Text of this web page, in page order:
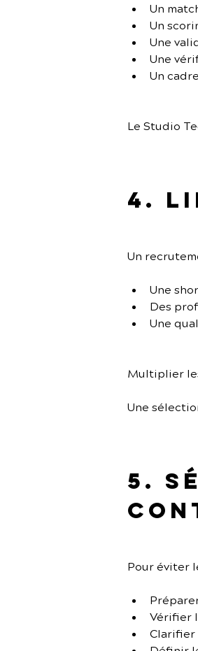
Un
Un
Une
Une
Un
Le Studio
4.
Un
Une
Des
Une
Multiplier
Une
5.
Pour éviter
Vérifier
Clarifier